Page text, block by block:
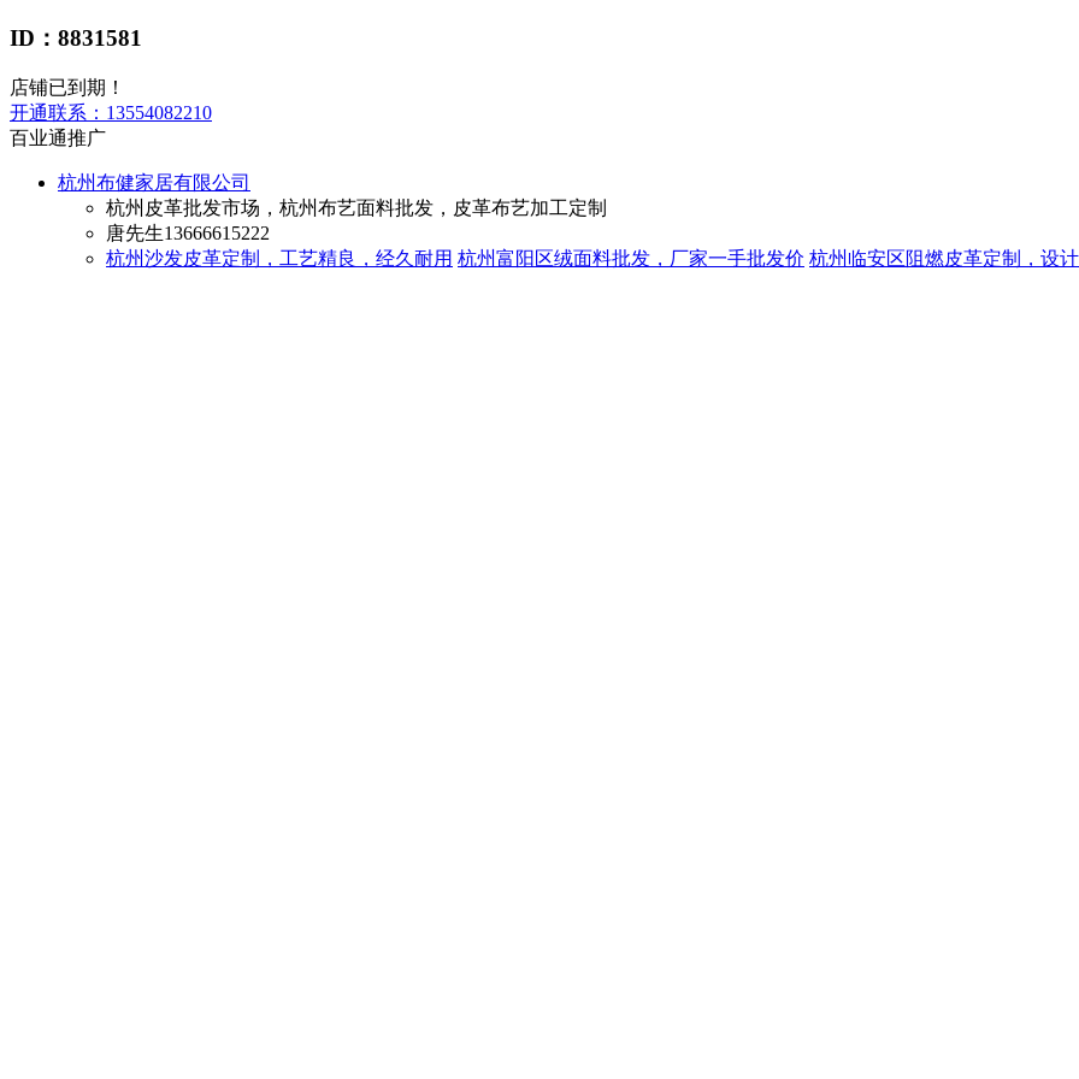
ID：8831581
店铺已到期！
开通联系： 13554082210
百业通推广
杭州布健家居有限公司
杭州皮革批发市场，杭州布艺面料批发，皮革布艺加工定制
唐先生13666615222
杭州沙发皮革定制，工艺精良，经久耐用 杭州富阳区绒面料批发，厂家一手批发价 杭州临安区阻燃皮革定制，设